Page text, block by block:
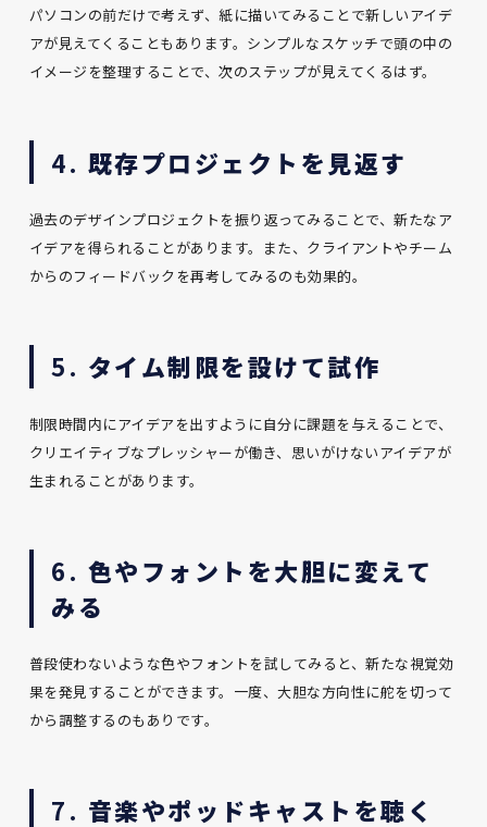
パソコンの前だけで考えず、紙に描いてみることで新しいアイデ
アが見えてくることもあります。シンプルなスケッチで頭の中の
イメージを整理することで、次のステップが見えてくるはず。
4. 既存プロジェクトを見返す
過去のデザインプロジェクトを振り返ってみることで、新たなア
イデアを得られることがあります。また、クライアントやチーム
からのフィードバックを再考してみるのも効果的。
5. タイム制限を設けて試作
制限時間内にアイデアを出すように自分に課題を与えることで、
クリエイティブなプレッシャーが働き、思いがけないアイデアが
生まれることがあります。
6. 色やフォントを大胆に変えて
みる
普段使わないような色やフォントを試してみると、新たな視覚効
果を発見することができます。一度、大胆な方向性に舵を切って
から調整するのもありです。
7. 音楽やポッドキャストを聴く